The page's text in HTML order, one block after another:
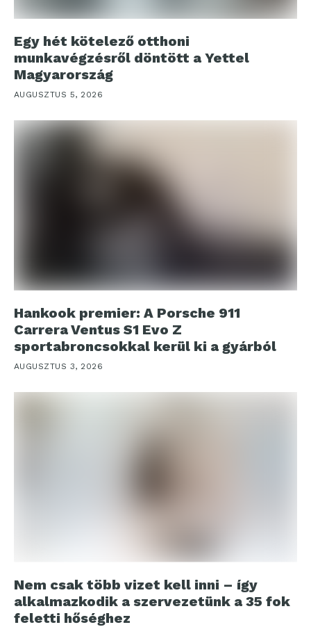
Egy hét kötelező otthoni
munkavégzésről döntött a Yettel
Magyarország
AUGUSZTUS 5, 2026
Hankook premier: A Porsche 911
Carrera Ventus S1 Evo Z
sportabroncsokkal kerül ki a gyárból
AUGUSZTUS 3, 2026
Nem csak több vizet kell inni – így
alkalmazkodik a szervezetünk a 35 fok
feletti hőséghez